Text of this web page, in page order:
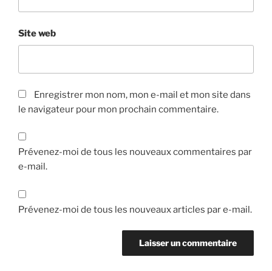
Site web
Enregistrer mon nom, mon e-mail et mon site dans
le navigateur pour mon prochain commentaire.
Prévenez-moi de tous les nouveaux commentaires par
e-mail.
Prévenez-moi de tous les nouveaux articles par e-mail.